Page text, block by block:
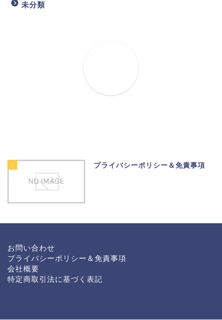
未分類
1 プライバシーポリシー＆免責事項
お問い合わせ
プライバシーポリシー＆免責事項
会社概要
特定商取引法に基づく表記